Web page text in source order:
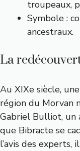
troupeaux,
Symbole :
ancestraux.
La
Au XIXe siècle,
région du Morvan
Gabriel Bulliot, un
que Bibracte se
l’avis des